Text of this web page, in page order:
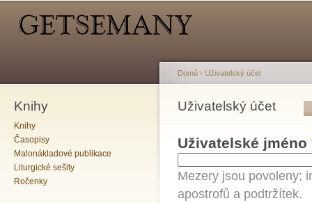
Knihy
Knihy
Časopisy
Malonákladové publikace
Liturgické sešity
Ročenky
Jste zde
Domů › Uživatelský účet
Uživatelský účet
Hlavní záložky
Uživatelské jméno
Mezery jsou povoleny;
apostrofů a podtržítek.